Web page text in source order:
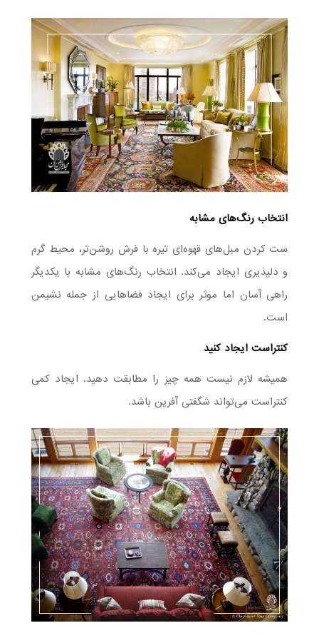
انتخاب رنگ‌های مشابه
ست کردن مبل‌های قهوه‌ای تیره با فرش روشن‌تر، محیط گرم
و دلپذیری ایجاد می‌کند. انتخاب رنگ‌‎های مشابه با یکدیگر
راهی آسان اما موثر برای ایجاد فضاهایی از جمله نشیمن
است.
کنتراست ایجاد کنید
همیشه لازم نیست همه چیز را مطابقت دهید. ایجاد کمی
کنتراست می‌تواند شگفتی آفرین باشد.